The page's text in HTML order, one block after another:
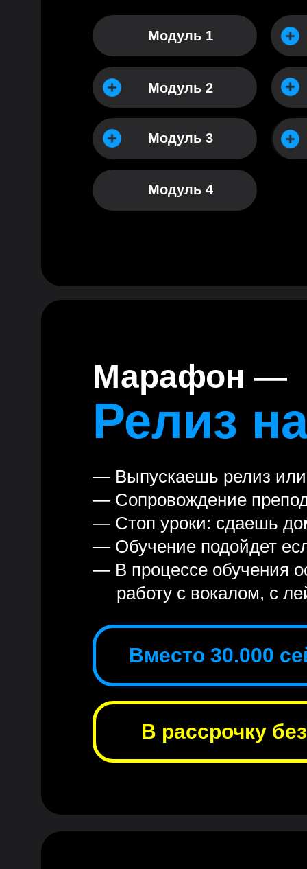
Модуль 4
Модуль 2
Модуль 1
Модуль 3
В рассрочку
Вместо 30.000
— Выпускаешь релиз или
— Сопровождение
— Стоп уроки: сдаешь
— Обучение подойдет
— В процессе обучения
работу с вокалом, с
Марафон —
Релиз